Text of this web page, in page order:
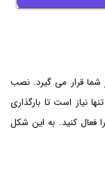
شما قرار می گیرد. نصب
نیاز است تا بارگذاری
فعال کنید. به این شکل